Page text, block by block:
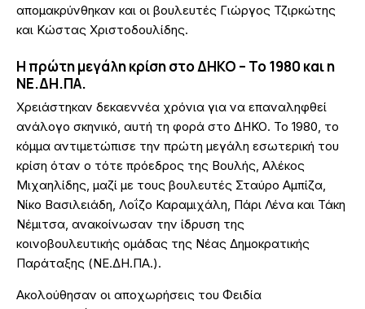
απομακρύνθηκαν και οι βουλευτές Γιώργος Τζιρκώτης
και Κώστας Χριστοδουλίδης.
Η πρώτη μεγάλη κρίση στο ΔΗΚΟ – Το 1980 και η
ΝΕ.ΔΗ.ΠΑ.
Χρειάστηκαν δεκαεννέα χρόνια για να επαναληφθεί
ανάλογο σκηνικό, αυτή τη φορά στο ΔΗΚΟ. Το 1980, το
κόμμα αντιμετώπισε την πρώτη μεγάλη εσωτερική του
κρίση όταν ο τότε πρόεδρος της Βουλής, Αλέκος
Μιχαηλίδης, μαζί με τους βουλευτές Σταύρο Αμπίζα,
Νίκο Βασιλειάδη, Λοΐζο Καραμιχάλη, Πάρι Λένα και Τάκη
Νέμιτσα, ανακοίνωσαν την ίδρυση της
κοινοβουλευτικής ομάδας της Νέας Δημοκρατικής
Παράταξης (ΝΕ.ΔΗ.ΠΑ.).
Ακολούθησαν οι αποχωρήσεις του Φειδία